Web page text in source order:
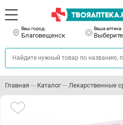
Ваш город:
Благовещенск
Ваша аптека:
Главная Каталог Лекарственные